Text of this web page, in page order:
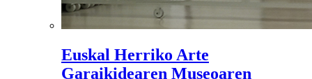
Euskal Herriko Arte
Garaikidearen Museoaren